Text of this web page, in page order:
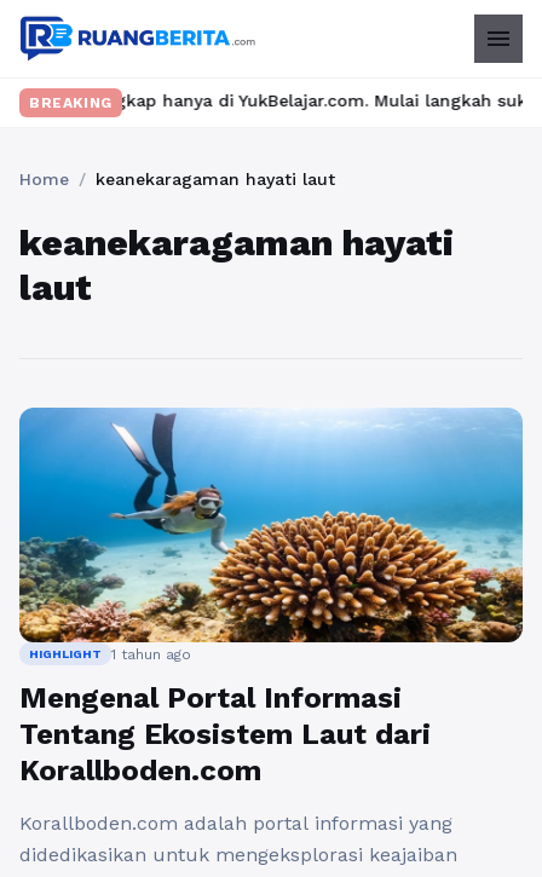
menu
BREAKING
lengkap hanya di YukBelajar.com. Mulai langkah
Home / keanekaragaman hayati laut
keanekaragaman hayati
laut
HIGHLIGHT 1 tahun ago
Mengenal Portal Informasi
Tentang Ekosistem Laut dari
Korallboden.com
Korallboden.com adalah portal informasi yang
didedikasikan untuk mengeksplorasi keajaiban